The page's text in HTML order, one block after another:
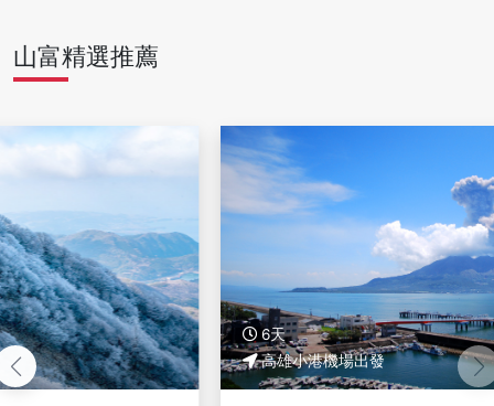
山富精選推薦
6天
高雄小港機場出發